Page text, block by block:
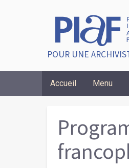
POUR UNE
Accueil Menu